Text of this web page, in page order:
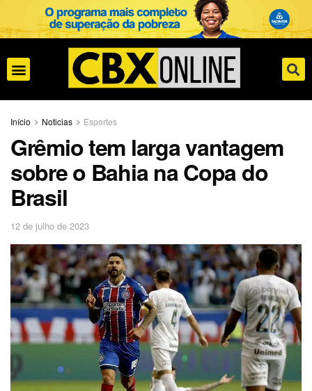
Início Noticias Esportes
Grêmio tem larga vantagem
sobre o Bahia na Copa do
Brasil
12 de julho de 2023